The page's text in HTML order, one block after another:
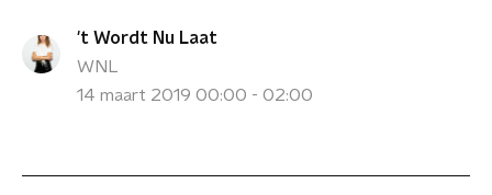
't Wordt Nu Laat
WNL
14 maart 2019 00:00 - 02:00